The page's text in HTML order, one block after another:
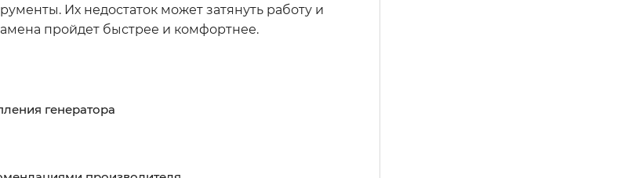
Их недостаток может затянуть работу и
пройдет быстрее и комфортнее.
генератора